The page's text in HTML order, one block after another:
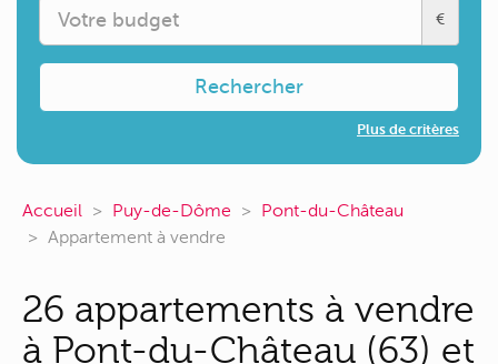
€
Rechercher
Plus de critères
Accueil Puy-de-Dôme
Pont-du-Château
Appartement à vendre
26 appartements à vendre
à Pont-du-Château (63) et